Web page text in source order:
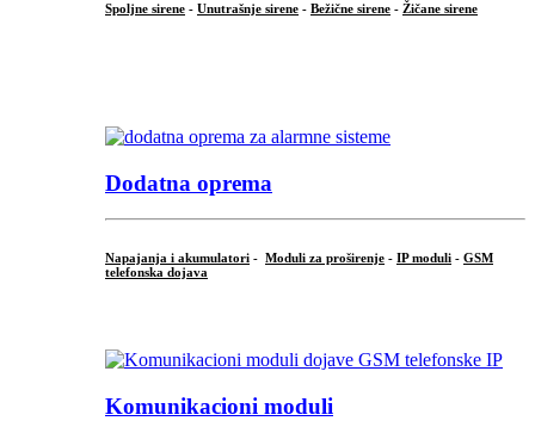
Spoljne sirene - Unutrašnje sirene - Bežične sirene - Žičane sirene
Dodatna oprema
Napajanja i akumulatori - Moduli za proširenje - IP moduli - GSM
telefonska dojava
Komunikacioni moduli